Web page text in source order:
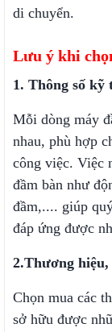
di chuyển.
Lưu ý khi
1. Thông số kỹ
Mỗi dòng máy
nhau, phù hợp
công việc. Việc
đầm bàn như
đầm,.... giúp
đáp ứng được
2.Thương hiệu,
Chọn mua các
sở hữu được